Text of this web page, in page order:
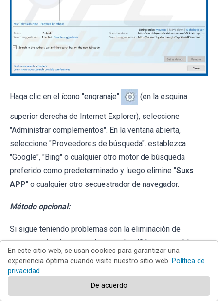
Haga clic en el ícono "engranaje" (en la esquina
superior derecha de Internet Explorer), seleccione
"Administrar complementos". En la ventana abierta,
seleccione "Proveedores de búsqueda", establezca
"Google", "Bing" o cualquier otro motor de búsqueda
preferido como predeterminado y luego elimine "Suxs
APP" o cualquier otro secuestrador de navegador.
Método opcional:
Si sigue teniendo problemas con la eliminación de
secuestrador de navegador searchred01.xyz, restablezca
la configuración de Internet Explorer por defecto.
Usuarios de Windows XP: Clic enInicio , pulse en
En este sitio web, se usan cookies para garantizar una
experiencia óptima cuando visite nuestro sitio web. Política de
privacidad
De acuerdo